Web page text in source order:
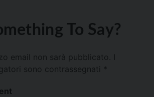
To Say?
email non sarà pubblicato.
sono contrassegnati *